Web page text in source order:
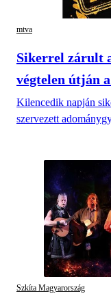
mtva
Sikerrel zárult
végtelen útján
Kilencedik napján
szervezett
Szkíta Magyarország